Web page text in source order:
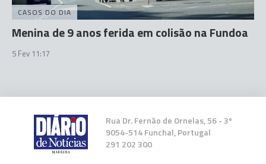
CASOS DO DIA
Menina de 9 anos ferida em colisão na Fundoa
5 Fev 11:17
Rua Dr. Fernão de Ornelas, 56 - 3º
9054-514 Funchal, Portugal
291 202 300